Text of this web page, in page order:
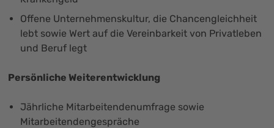
Offene Unternehmenskultur, die Chancengleichheit
lebt sowie Wert auf die Vereinbarkeit von Privatleben
und Beruf legt
Persönliche Weiterentwicklung
Jährliche Mitarbeitendenumfrage sowie
Mitarbeitendengespräche